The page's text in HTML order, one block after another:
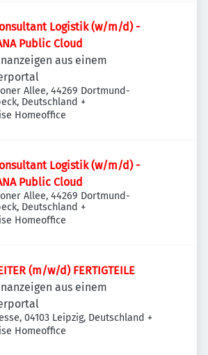
Logistik (w/m/d) -
Public Cloud
aus einem
Allee, 44269 Dortmund-
Deutschland +
Homeoffice
Logistik (w/m/d) -
Public Cloud
Allee, 44269 Dortmund-
Deutschland +
Homeoffice
(m/w/d) FERTIGTEILE
aus einem
04103 Leipzig, Deutschland +
Homeoffice